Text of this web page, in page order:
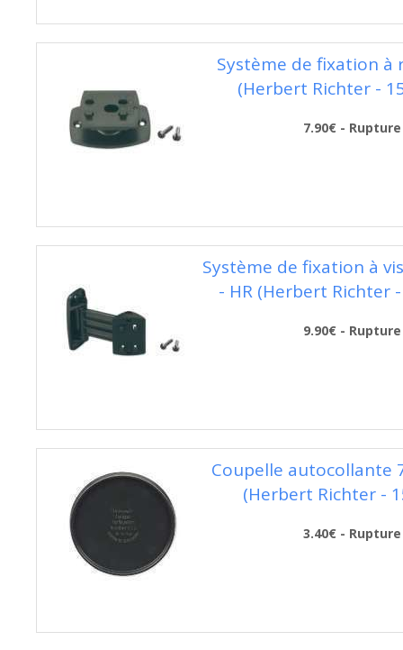
Système de fixation à
(Herbert Richter -
7.90€ - Rupture
Système de fixation à
- HR (Herbert Richter
9.90€ - Rupture
Coupelle autocollante
(Herbert Richter -
3.40€ - Rupture